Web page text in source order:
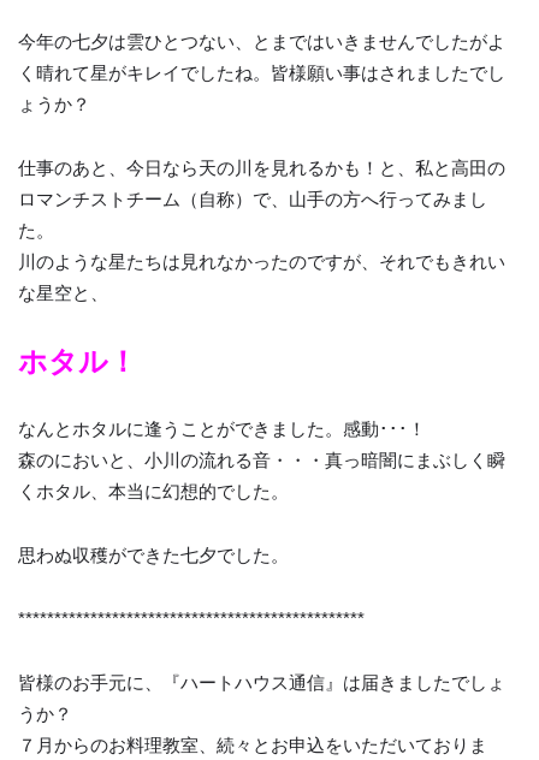
今年の七夕は雲ひとつない、とまではいきませんでしたがよ
く晴れて星がキレイでしたね。皆様願い事はされましたでし
ょうか？
仕事のあと、今日なら天の川を見れるかも！と、私と高田の
ロマンチストチーム（自称）で、山手の方へ行ってみまし
た。
川のような星たちは見れなかったのですが、それでもきれい
な星空と、
ホタル！
なんとホタルに逢うことができました。感動･･･！
森のにおいと、小川の流れる音・・・真っ暗闇にまぶしく瞬
くホタル、本当に幻想的でした。
思わぬ収穫ができた七夕でした。
************************************************
皆様のお手元に、『ハートハウス通信』は届きましたでしょ
うか？
７月からのお料理教室、続々とお申込をいただいておりま